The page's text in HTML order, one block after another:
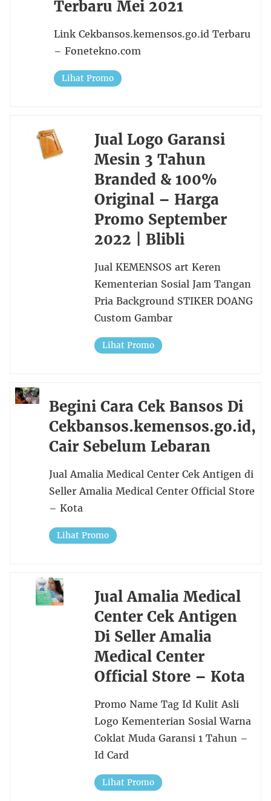
Terbaru Mei 2021
Link Cekbansos.kemensos.go.id Terbaru
– Fonetekno.com
Lihat Promo
Jual Logo Garansi
Mesin 3 Tahun
Branded & 100%
Original – Harga
Promo September
2022 | Blibli
Jual KEMENSOS art Keren
Kementerian Sosial Jam Tangan
Pria Background STIKER DOANG
Custom Gambar
Lihat Promo
Begini Cara Cek Bansos Di
Cekbansos.kemensos.go.id,
Cair Sebelum Lebaran
Jual Amalia Medical Center Cek Antigen di
Seller Amalia Medical Center Official Store
– Kota
Lihat Promo
Jual Amalia Medical
Center Cek Antigen
Di Seller Amalia
Medical Center
Official Store – Kota
Promo Name Tag Id Kulit Asli
Logo Kementerian Sosial Warna
Coklat Muda Garansi 1 Tahun –
Id Card
Lihat Promo